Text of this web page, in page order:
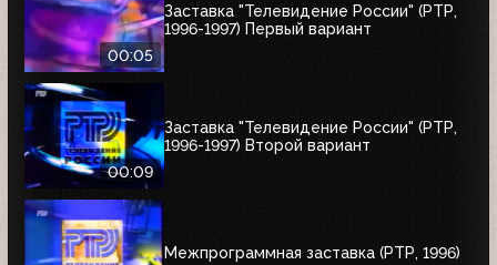
00:05
Заставка "Телевидение России" (РТР,
1996-1997) Первый вариант
00:09
Заставка "Телевидение России" (РТР,
1996-1997) Второй вариант
Межпрограммная заставка (РТР, 1996)